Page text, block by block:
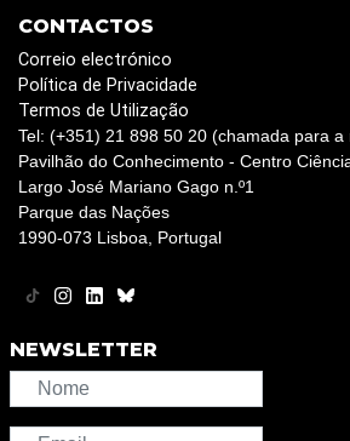
CONTACTOS
Correio electrónico
Política de Privacidade
Termos de Utilização
Tel: (+351) 21 898 50 20 (chamada para a
Pavilhão do Conhecimento - Centro
Largo José Mariano Gago n.º1
Parque das Nações
1990-073 Lisboa, Portugal
NEWSLETTER